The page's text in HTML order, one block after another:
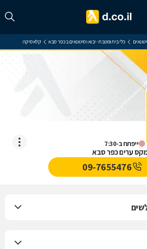
כלי בית ומטבח - יבוא וסיטונאים בכפר סבא קלאסיקה
ייפתח ב-7:30
09-7655476